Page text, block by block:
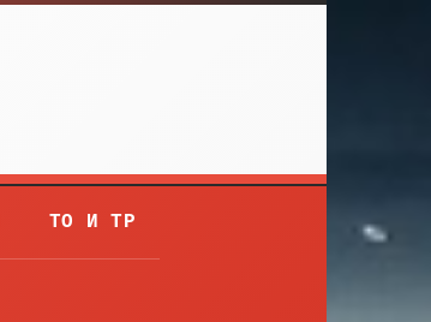
ТО И ТР